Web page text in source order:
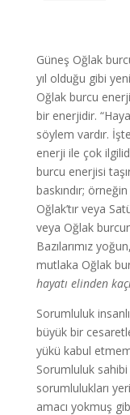
Güneş Oğlak
yıl olduğu gibi
Oğlak burcu
bir enerjidir.
söylem vardır.
enerji ile çok
burcu enerjisi
baskındır;
Oğlak’tır veya
veya Oğlak
Bazılarımız
mutlaka Oğlak
hayatı elinden
Sorumluluk
büyük bir
yükü kabul
Sorumluluk
sorumlulukları
amacı yokmuş